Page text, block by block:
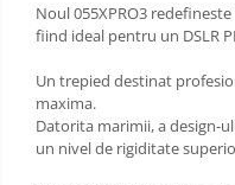
Noul 055XPRO3
fiind ideal pentru un DSLR
Un trepied destinat
maxima.
Datorita marimii, a design-
un nivel de rigiditate